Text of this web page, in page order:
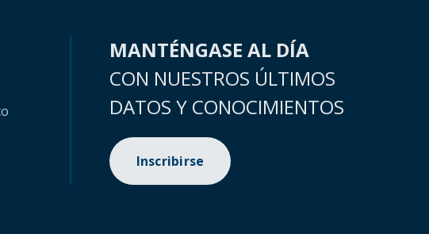
MANTÉNGASE AL DÍA
CON NUESTROS ÚLTIMOS
DATOS Y CONOCIMIENTOS
Inscribirse